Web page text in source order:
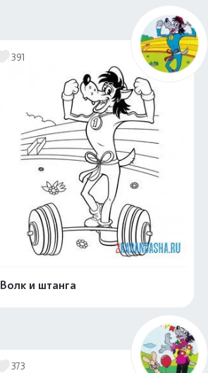
391
Волк и штанга
Распечатать и скачать
373